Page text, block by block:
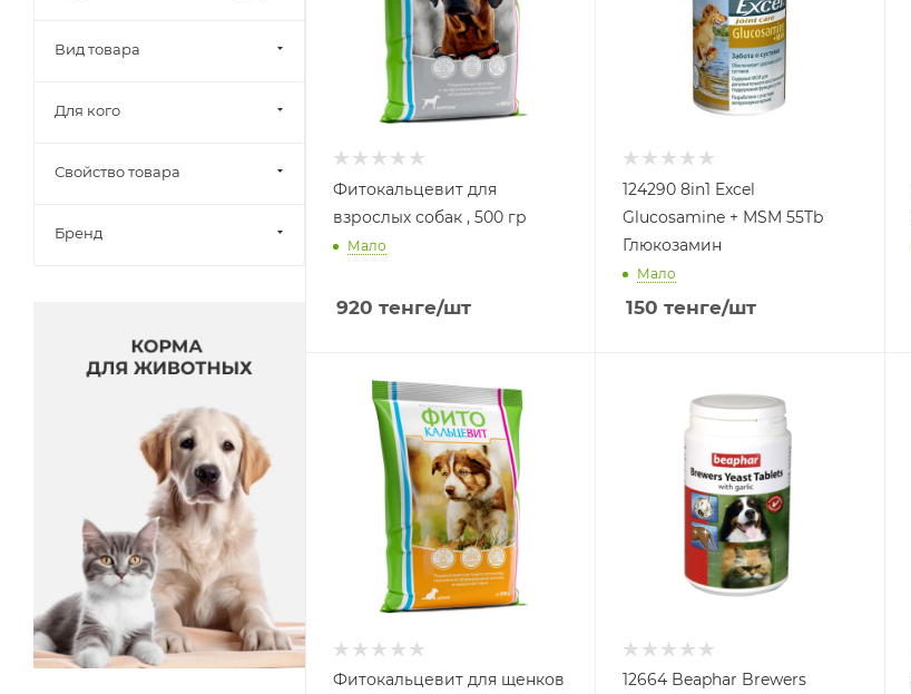
Фитокальцевит для
взрослых собак , 500 гр
Мало
920 тенге/шт
124290 8in1 Excel
Glucosamine + MSM 55Tb
Глюкозамин
Мало
150 тенге/шт
Фитокальцевит для щенков
12664 Beaphar Brewers
Вид товара
Для кого
Свойство товара
Бренд